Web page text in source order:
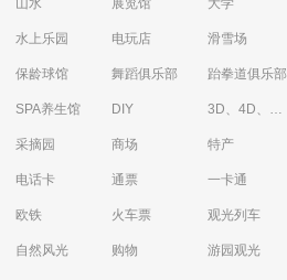
山水 展览馆 大学
水上乐园 电玩店 滑雪场
保龄球馆 舞蹈俱乐部 跆拳道俱乐部
SPA养生馆 DIY 3D、4D、5D艺术体验馆
采摘园 商场 特产
电话卡 通票 一卡通
欧铁 火车票 观光列车
自然风光 购物 游园观光